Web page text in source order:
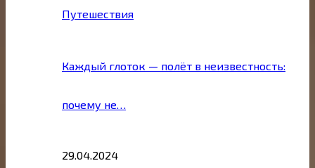
Путешествия
Каждый глоток — полёт в неизвестность:
почему не…
29.04.2024